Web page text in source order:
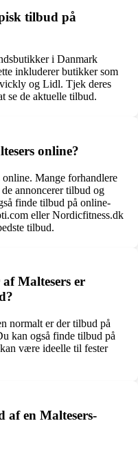
tilbud på
i Danmark
inkluderer butikker som
og Lidl. Tjek deres
se de aktuelle tilbud.
online?
Mange forhandlere
annoncerer tilbud og
finde tilbud på online-
eller Nordicfitness.dk
tilbud.
Maltesers er
normalt er der tilbud på
kan også finde tilbud på
være ideelle til fester
af en Maltesers-